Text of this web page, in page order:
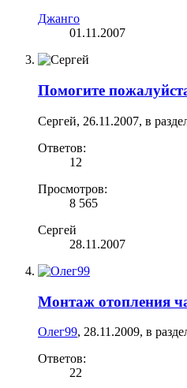
Джанго
01.11.2007
Помогите
Сергей, 26.11.2007, в
Ответов:
12
Просмотров:
8 565
Сергей
28.11.2007
Монтаж отопления
Олег99, 28.11.2009, в
Ответов:
22